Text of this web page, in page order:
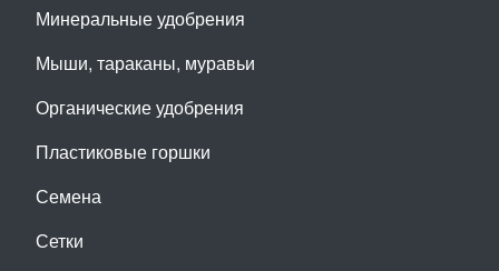
Минеральные удобрения
Мыши, тараканы, муравьи
Органические удобрения
Пластиковые горшки
Семена
Сетки